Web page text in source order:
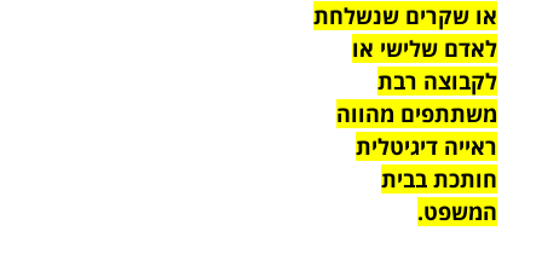
או שקרים שנשלחת
לאדם שלישי או
לקבוצה רבת
משתתפים מהווה
ראייה דיגיטלית
חותכת בבית
המשפט.